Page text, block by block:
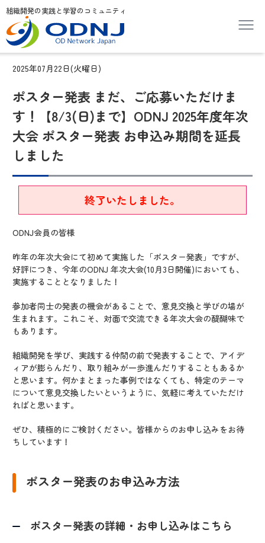
組織開発の実践と学習のコミュニティ
2025年07月22日(火曜日)
ポスター発表 まだ、ご応募いただけま
す！【8/3(日)まで】ODNJ 2025年度年次
大会 ポスター発表 お申込み期間を延長
しました
終了いたしました。
ODNJ会員の皆様
昨年の年次大会にて初めて実施した「ポスター発表」ですが、
好評につき、今年のODNJ 年次大会(10月3日開催)においても、
実施することとなりました！
参加者同士の発表の機会があることで、意見交換と学びの場が
生まれます。これこそ、対面で交流できる年次大会の醍醐味で
もあります。
組織開発を学び、実践する仲間の前で発表することで、アイデ
ィアが膨らんだり、取り組みが一歩進んだりすることもあるか
と思います。何かまとまった事例ではなくても、特定のテーマ
について意見交換したいというように、気軽に考えていただけ
ればと思います。
ぜひ、積極的にご検討ください。皆様からのお申し込みをお待
ちしています！
ポスター発表のお申込み方法
ポスター発表の詳細・お申し込みはこちら